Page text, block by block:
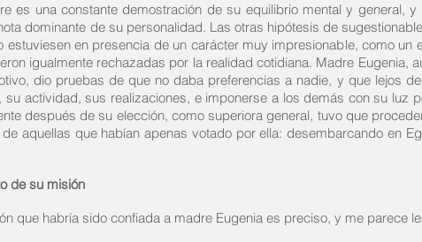
es una constante demostración de su equilibrio mental y general,
dominante de su personalidad. Las otras hipótesis de
estuviesen en presencia de un carácter muy impresionable, como
igualmente rechazadas por la realidad cotidiana. Madre Eugenia,
dio pruebas de que no daba preferencias a nadie, y que lejos
su actividad, sus realizaciones, e imponerse a los demás con su luz
después de su elección, como superiora general, tuvo que
aquellas que habían apenas votado por ella: desembarcando en
de su misión
que habría sido confiada a madre Eugenia es preciso, y me parece